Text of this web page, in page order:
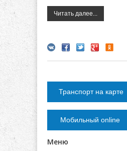
Читать далее...
Транспорт на карте
Мобильный online
Меню